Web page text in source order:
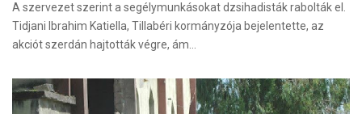
A szervezet szerint a segélymunkásokat dzsihadisták rabolták el.
Tidjani Ibrahim Katiella, Tillabéri kormányzója bejelentette, az
akciót szerdán hajtották végre, ám…